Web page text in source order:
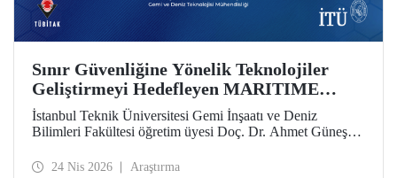
Sınır Güvenliğine Yönelik Teknolojiler
Geliştirmeyi Hedefleyen MARITIME
Projesine AB’den Destek
İstanbul Teknik Üniversitesi Gemi İnşaatı ve Deniz
Bilimleri Fakültesi öğretim üyesi Doç. Dr. Ahmet Güneş’in
Avrupa Programı kapsamında destek almaya hak kazandı.
24 Nis 2026 Araştırma